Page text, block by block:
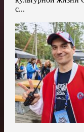
с...